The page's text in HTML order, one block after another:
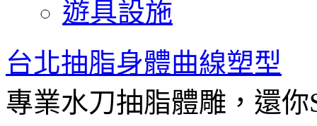
遊具設施
台北抽脂身體曲線塑型
專業水刀抽脂體雕，還